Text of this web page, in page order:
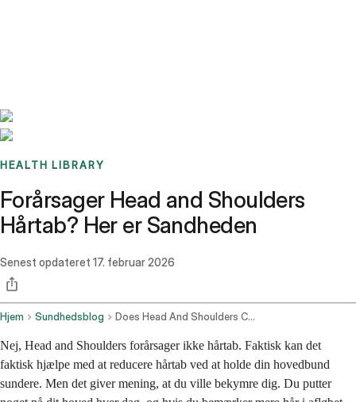
HEALTH LIBRARY
Forårsager Head and Shoulders
Hårtab? Her er Sandheden
Senest opdateret 17. februar 2026
Hjem Sundhedsblog Does Head And Shoulders Cause Hair Loss
Nej, Head and Shoulders forårsager ikke hårtab. Faktisk kan det
faktisk hjælpe med at reducere hårtab ved at holde din hovedbund
sundere. Men det giver mening, at du ville bekymre dig. Du putter